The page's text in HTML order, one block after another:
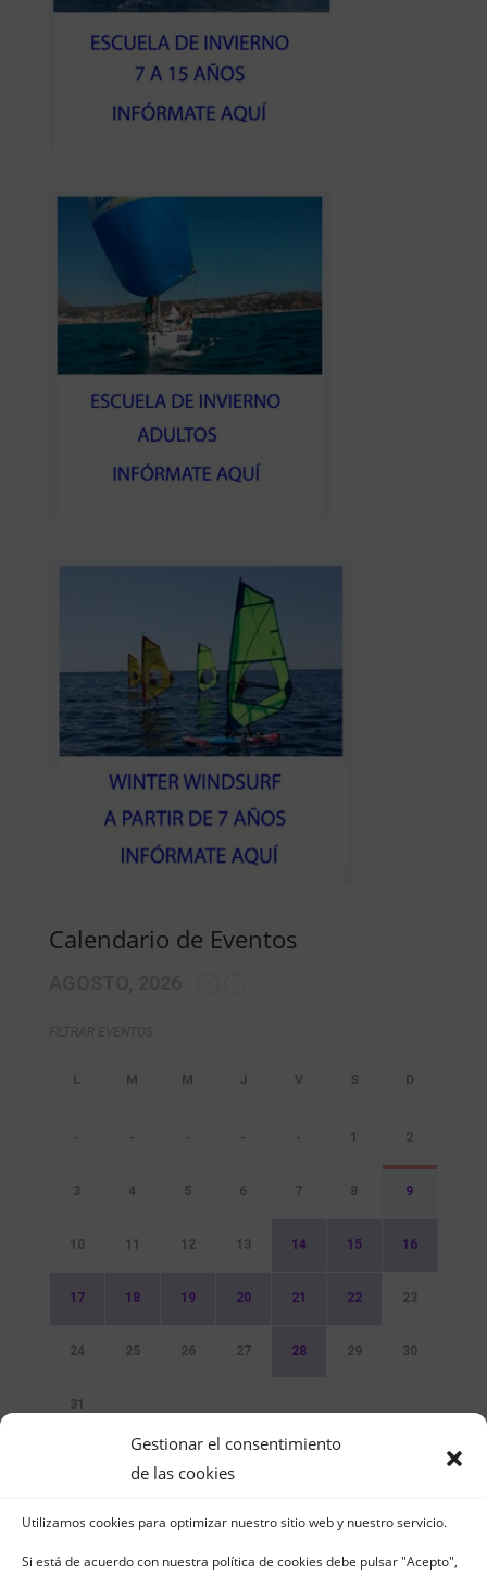
Gestionar el consentimiento
de las cookies
Utilizamos cookies para optimizar nuestro sitio web y nuestro servicio.
Si está de acuerdo con nuestra política de cookies debe pulsar "Acepto",
Calendario de Eventos
- - - - - 1 2
3 4 5 6 7 8 9
10 11 12 13 14 15 16
17 18 19 20 21 22 23
24 25 26 27 28 29 30
31
Sin Eventos